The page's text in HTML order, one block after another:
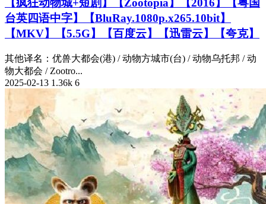
【疯狂动物城+短剧】【Zootopia】【2016】【粤国
台英四语中字】【BluRay.1080p.x265.10bit】
【MKV】【5.5G】【百度云】【迅雷云】【夸克】
其他译名：优兽大都会(港) / 动物方城市(台) / 动物乌托邦 / 动
物大都会 / Zootro...
2025-02-13 1.36k 6